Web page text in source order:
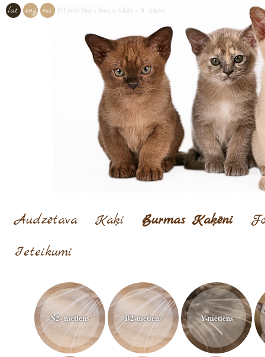
lat eng rus El'Loriell Onn Burmas kaķēni H - kaķēni
Audzētava Kaķi Burmas Kaķēni
Ieteikumi
N2- metiens B2-metiens Y-metiens